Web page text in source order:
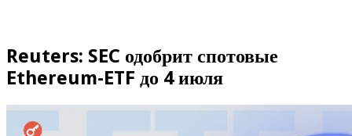
Reuters: SEC одобрит спотовые
Ethereum-ETF до 4 июля